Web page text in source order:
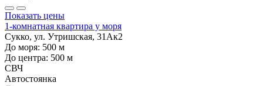
Показать цены
1-комнатная квартира у моря
Сукко, ул. Утришская, 31Ак2
До моря: 500 м
До центра: 500 м
СВЧ
Автостоянка